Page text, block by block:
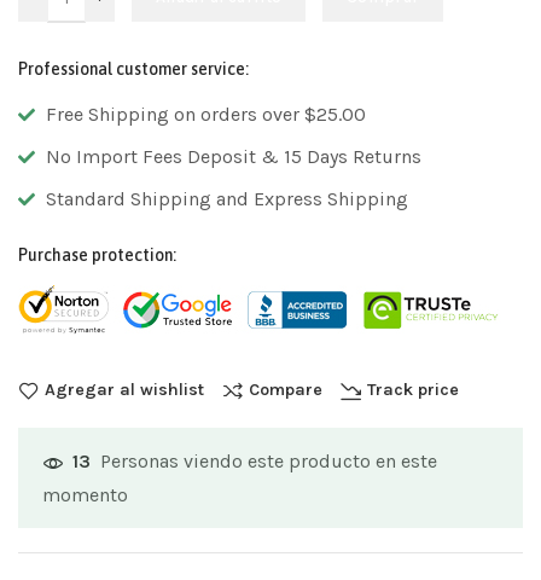
Professional customer service:
Free Shipping on orders over $25.00
No Import Fees Deposit & 15 Days Returns
Standard Shipping and Express Shipping
Purchase protection:
Agregar al wishlist Compare Track price
13 Personas viendo este producto en este
momento